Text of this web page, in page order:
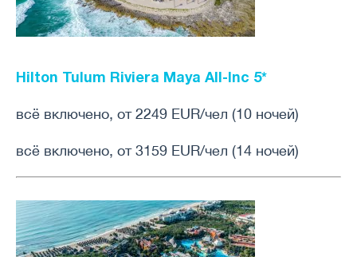
Hilton Tulum Riviera Maya All-Inc 5*
всё включено, от 2249 EUR/чел (10 ночей)
всё включено, от 3159 EUR/чел (14 ночей)